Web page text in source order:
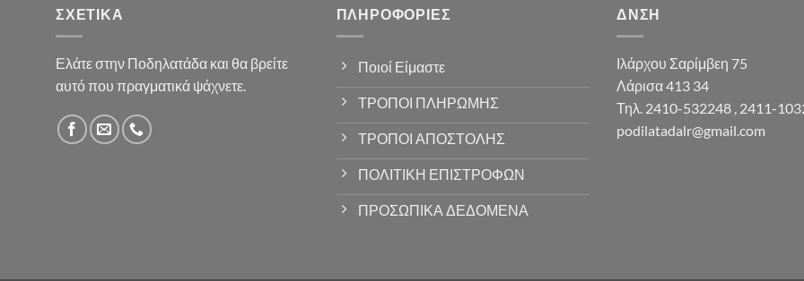
ΣΧΕΤΙΚΆ
Ελάτε στην Ποδηλατάδα και θα βρείτε
αυτό που πραγματικά ψάχνετε.
ΠΛΗΡΟΦΟΡΊΕΣ
Ποιοί Είμαστε
ΤΡΟΠΟΙ ΠΛΗΡΩΜΗΣ
ΤΡΟΠΟΙ ΑΠΟΣΤΟΛΗΣ
ΠΟΛΙΤΙΚΗ ΕΠΙΣΤΡΟΦΩΝ
ΠΡΟΣΩΠΙΚΑ ΔΕΔΟΜΕΝΑ
ΔΝΣΗ
Ιλάρχου Σαρίμβεη 75
Λάρισα 413 34
Τηλ. 2410-532248 , 2411-
podilatadalr@gmail.com